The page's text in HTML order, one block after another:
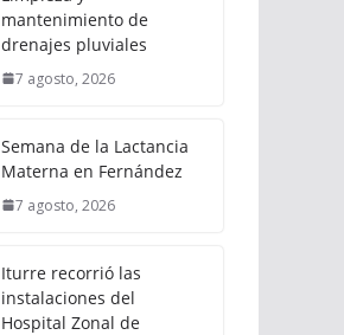
mantenimiento de
drenajes pluviales
7 agosto, 2026
Semana de la Lactancia
Materna en Fernández
7 agosto, 2026
Iturre recorrió las
instalaciones del
Hospital Zonal de